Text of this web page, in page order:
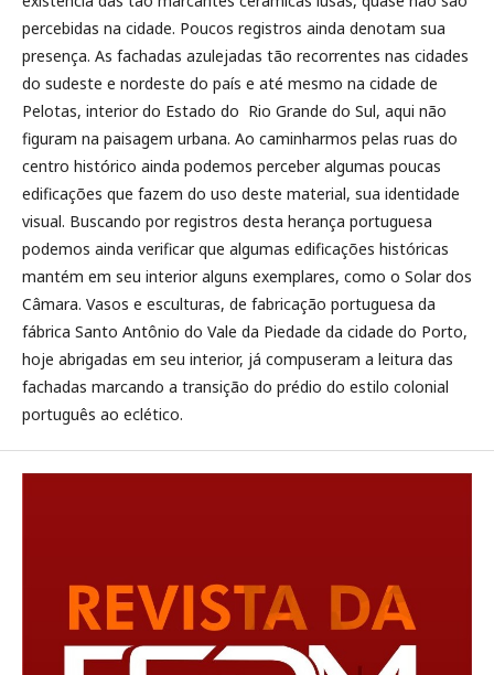
percebidas na cidade. Poucos registros ainda denotam sua
presença. As fachadas azulejadas tão recorrentes nas cidades
do sudeste e nordeste do país e até mesmo na cidade de
Pelotas, interior do Estado do Rio Grande do Sul, aqui não
figuram na paisagem urbana. Ao caminharmos pelas ruas do
centro histórico ainda podemos perceber algumas poucas
edificações que fazem do uso deste material, sua identidade
visual. Buscando por registros desta herança portuguesa
podemos ainda verificar que algumas edificações históricas
mantém em seu interior alguns exemplares, como o Solar dos
Câmara. Vasos e esculturas, de fabricação portuguesa da
fábrica Santo Antônio do Vale da Piedade da cidade do Porto,
hoje abrigadas em seu interior, já compuseram a leitura das
fachadas marcando a transição do prédio do estilo colonial
português ao eclético.